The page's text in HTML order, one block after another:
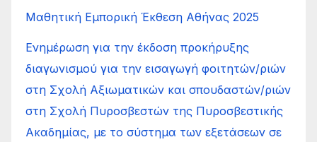
Μαθητική Εμπορική Έκθεση Αθήνας 2025
Ενημέρωση για την έκδοση προκήρυξης
διαγωνισμού για την εισαγωγή φοιτητών/ριών
στη Σχολή Αξιωματικών και σπουδαστών/ριών
στη Σχολή Πυροσβεστών της Πυροσβεστικής
Ακαδημίας, με το σύστημα των εξετάσεων σε